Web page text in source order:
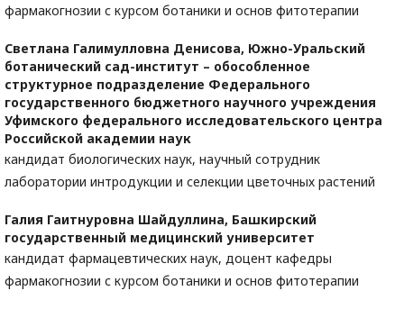
фармакогнозии с курсом ботаники и основ фитотерапии
Светлана Галимулловна Денисова, Южно-Уральский
ботанический сад-институт – обособленное
структурное подразделение Федерального
государственного бюджетного научного учреждения
Уфимского федерального исследовательского центра
Российской академии наук
кандидат биологических наук, научный сотрудник
лаборатории интродукции и селекции цветочных растений
Галия Гаитнуровна Шайдуллина, Башкирский
государственный медицинский университет
кандидат фармацевтических наук, доцент кафедры
фармакогнозии с курсом ботаники и основ фитотерапии